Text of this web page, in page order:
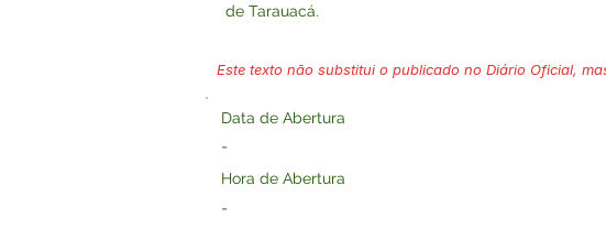
de Tarauacá.
Este texto não substitui o publicado no Diário Oficial,
Data de Abertura
-
Hora de Abertura
-